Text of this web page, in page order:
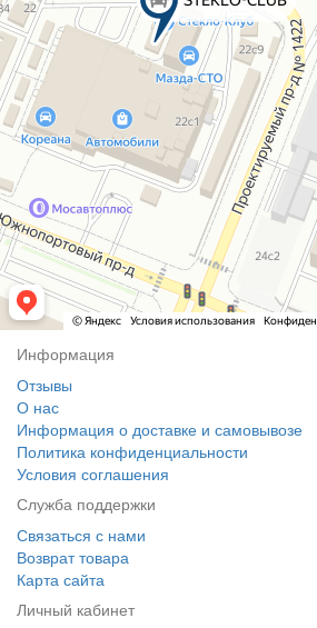
Информация
Отзывы
О нас
Информация о доставке и самовывозе
Политика конфиденциальности
Условия соглашения
Служба поддержки
Связаться с нами
Возврат товара
Карта сайта
Личный кабинет